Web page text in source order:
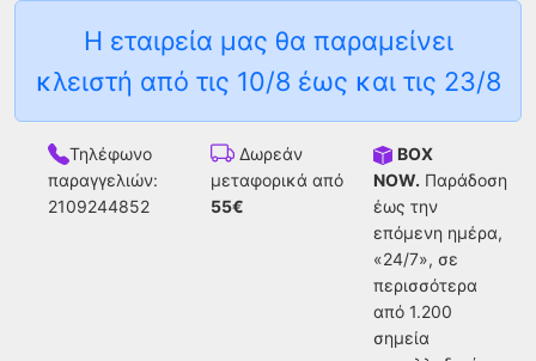
Η εταιρεία μας θα παραμείνει
κλειστή από τις 10/8 έως και τις 23/8
Τηλέφωνο
παραγγελιών:
2109244852
Δωρεάν
μεταφορικά από
55€
BOX
NOW. Παράδοση
έως την
επόμενη ημέρα,
«24/7», σε
περισσότερα
από 1.200
σημεία